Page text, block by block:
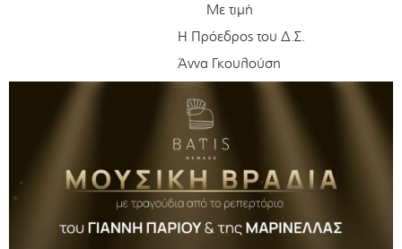
Με τιμή
Η Πρόεδρος του Δ.Σ.
Άννα Γκουλούση